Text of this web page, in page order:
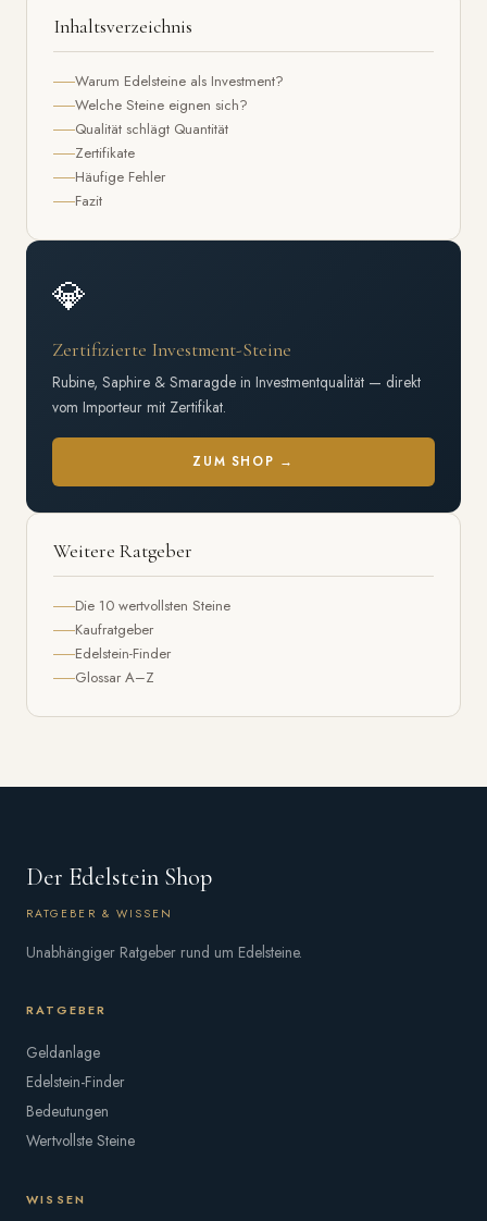
Inhaltsverzeichnis
Warum Edelsteine als Investment?
Welche Steine eignen sich?
Qualität schlägt Quantität
Zertifikate
Häufige Fehler
Fazit
💎
Zertifizierte Investment-Steine
Rubine, Saphire & Smaragde in Investmentqualität — direkt
vom Importeur mit Zertifikat.
ZUM SHOP →
Weitere Ratgeber
Die 10 wertvollsten Steine
Kaufratgeber
Edelstein-Finder
Glossar A–Z
Der Edelstein Shop
RATGEBER & WISSEN
Unabhängiger Ratgeber rund um Edelsteine.
RATGEBER
Geldanlage
Edelstein-Finder
Bedeutungen
Wertvollste Steine
WISSEN